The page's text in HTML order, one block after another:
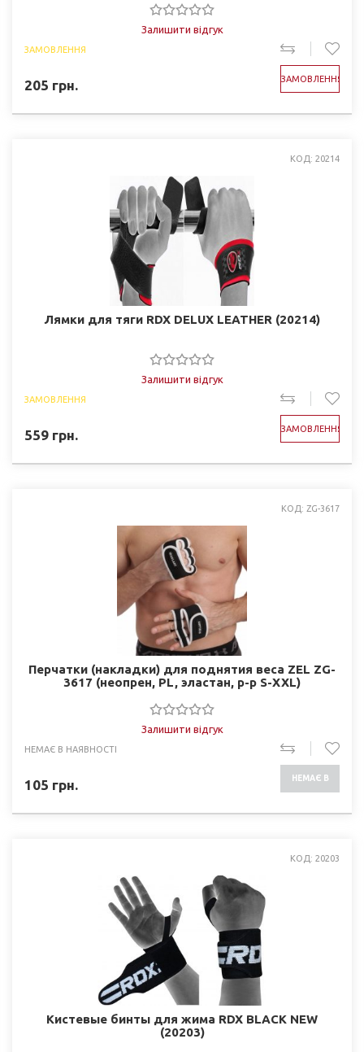
Залишити відгук
ЗАМОВЛЕННЯ
205 грн. ЗАМОВЛЕННЯ
КОД: 20214
Лямки для тяги RDX DELUX LEATHER (20214)
Залишити відгук
ЗАМОВЛЕННЯ
559 грн. ЗАМОВЛЕННЯ
КОД: ZG-3617
Перчатки (накладки) для поднятия веса ZEL ZG-
3617 (неопрен, PL, эластан, р-р S-XXL)
Залишити відгук
НЕМАЄ В НАЯВНОСТІ
105 грн. НЕМАЄ В
КОД: 20203
Кистевые бинты для жима RDX BLACK NEW
(20203)